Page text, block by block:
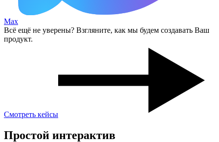
Max
Всё ещё не уверены? Взгляните, как мы будем создавать Ваш
продукт.
Смотреть кейсы
Простой интерактив